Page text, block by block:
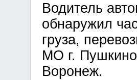
Водитель
обнаружил
груза,
МО г. Пушкино
Воронеж.